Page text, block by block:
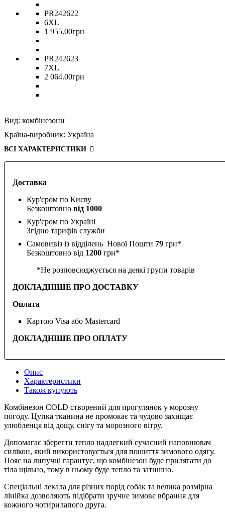
Доставка
Кур'єром по Києву
Безкоштовно від 1000
Кур'єром по Україні
Згідно тарифів служби
Самовивіз із відділень Нової Пошти 79 грн*
Безкоштовно від 1200 грн*
*Не розповсюджується на деякі групи товарів
ДОКЛАДНІШЕ ПРО ДОСТАВКУ
Оплата
Картою Visa або Mastercard
ДОКЛАДНІШЕ ПРО ОПЛАТУ
PR242622
6XL
1 955.00грн
PR242623
7XL
2 064.00грн
Вид: комбінезони
Країна-виробник: Україна
ВСІ ХАРАКТЕРИСТИКИ
Опис
Характеристики
Також купують
Комбінезон COLD створений для прогулянок у морозну
погоду. Цупка тканина не промокає та чудово захищає
улюбленця від дощу, снігу та морозного вітру.
Допомагає зберегти тепло надлегкий сучасний наповнювач
силікон, який використовується для пошиття зимового одягу.
Пояс на липучці гарантує, що комбінезон буде прилягати до
тіла щільно, тому в ньому буде тепло та затишно.
Спеціальні лекала для різних порід собак та велика розмірна
лінійка дозволяють підібрати зручне зимове вбрання для
кожного чотирилапого друга.